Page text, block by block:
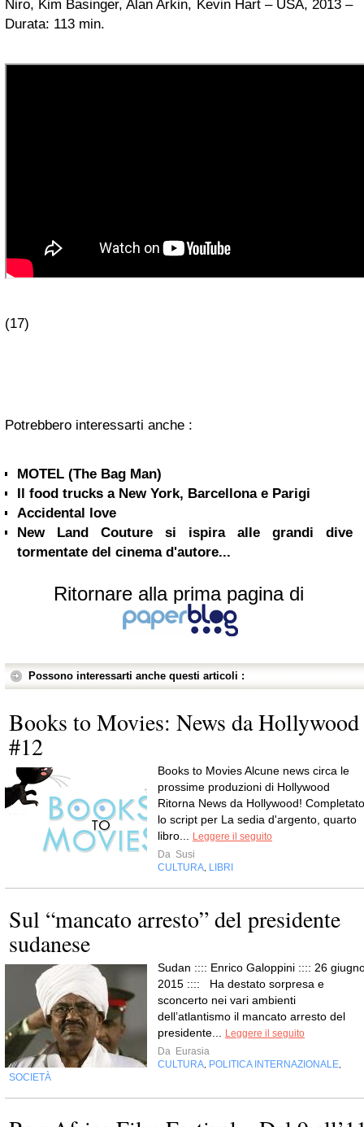
Niro, Kim Basinger, Alan Arkin, Kevin Hart – USA, 2013 –
Durata: 113 min.
(17)
Potrebbero interessarti anche :
MOTEL (The Bag Man)
Il food trucks a New York, Barcellona e Parigi
Accidental love
New Land Couture si ispira alle grandi dive
tormentate del cinema d'autore...
Ritornare alla prima pagina di
Possono interessarti anche questi articoli :
Books to Movies: News da Hollywood
#12
Books to Movies Alcune news circa le
prossime produzioni di Hollywood
Ritorna News da Hollywood! Completato
lo script per La sedia d'argento, quarto
libro...
Leggere il seguito
Da Susi
CULTURA LIBRI
Sul “mancato arresto” del presidente
sudanese
Sudan :::: Enrico Galoppini :::: 26
2015 :::: Ha destato sorpresa e
sconcerto nei vari ambienti
dell’atlantismo il mancato arresto del
presidente...
Leggere il seguito
Da Eurasia
CULTURA POLITICA INTERNAZIONALE
SOCIETÀ